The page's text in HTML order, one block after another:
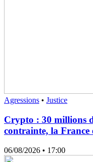
Agressions • Justice
Crypto : 30 millions
contrainte, la France
06/08/2026 • 17:00